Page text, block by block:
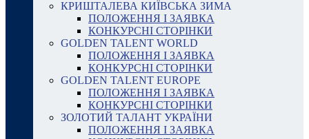
КРИШТАЛЕВА КИЇВСЬКА ЗИМА
ПОЛОЖЕННЯ І ЗАЯВКА
КОНКУРСНІ СТОРІНКИ
GOLDEN TALENT WORLD
ПОЛОЖЕННЯ І ЗАЯВКА
КОНКУРСНІ СТОРІНКИ
GOLDEN TALENT EUROPE
ПОЛОЖЕННЯ І ЗАЯВКА
КОНКУРСНІ СТОРІНКИ
ЗОЛОТИЙ ТАЛАНТ УКРАЇНИ
ПОЛОЖЕННЯ І ЗАЯВКА